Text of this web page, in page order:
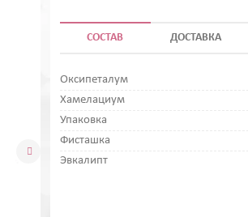

СОСТАВ ДОСТАВКА
Оксипеталум
Хамелациум
Упаковка
Фисташка
Эвкалипт